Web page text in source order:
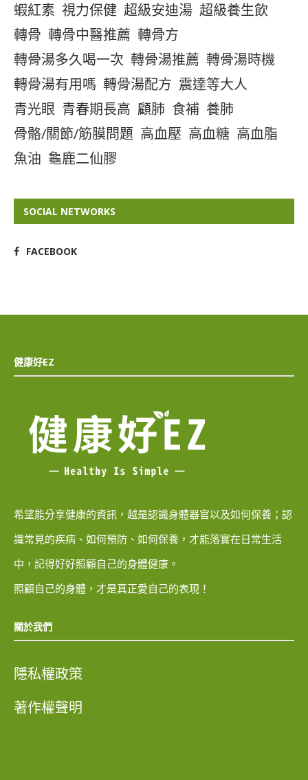
蝦紅素 視力保健 超級安迪湯 超級養生飲
轉骨 轉骨中醫推薦 轉骨方
轉骨湯多久喝一次 轉骨湯推薦 轉骨湯時機
轉骨湯有用嗎 轉骨湯配方 震達等大人
青光眼 青春期長高 顧肺 食補 養肺
骨骼/關節/筋膜問題 高血壓 高血糖 高血脂
魚油 龜鹿二仙膠
SOCIAL NETWORKS
FACEBOOK
健康好EZ
希望能分享健康的資訊，越是認識身體器官以及如何保養；認
識常見的疾病、如何預防、如何保養，才能落實在日常生活
中，記得好好照顧自己的身體健康。
照顧自己的身體，才是真正愛自己的表現！
關於我們
隱私權政策
著作權聲明